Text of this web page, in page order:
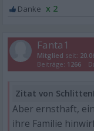
x 2
Fanta1
Mitglied seit:
Beiträge: 1266
Zitat von
Aber ernsthaft,
ihre Familie